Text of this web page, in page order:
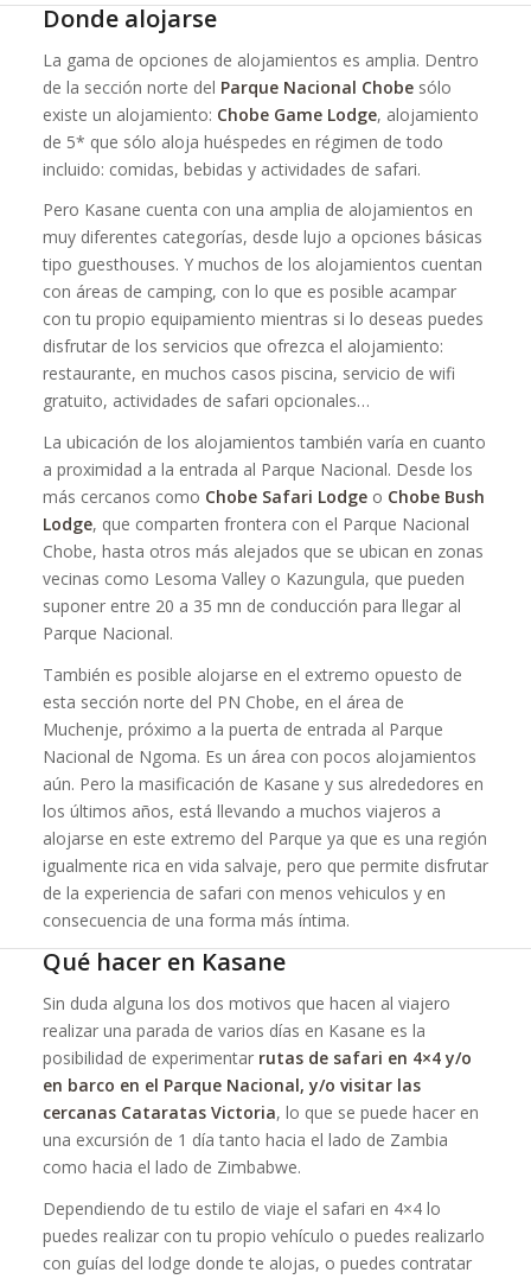
Donde alojarse
La gama de opciones de alojamientos es amplia. Dentro
de la sección norte del Parque Nacional Chobesólo
existe un alojamiento: Chobe Game Lodge, alojamiento
de 5* que sólo aloja huéspedes en régimen de todo
incluido: comidas, bebidas y actividades de safari.
Pero Kasane cuenta con una amplia de alojamientos en
muy diferentes categorías, desde lujo a opciones básicas
tipo guesthouses. Y muchos de los alojamientos cuentan
con áreas de camping, con lo que es posible acampar
con tu propio equipamiento mientras si lo deseas puedes
disfrutar de los servicios que ofrezca el alojamiento:
restaurante, en muchos casos piscina, servicio de wifi
gratuito, actividades de safari opcionales…
La ubicación de los alojamientos también varía en cuanto
a proximidad a la entrada al Parque Nacional. Desde los
más cercanos como Chobe Safari Lodgeo Chobe Bush
Lodge, que comparten frontera con el Parque Nacional
Chobe, hasta otros más alejados que se ubican en zonas
vecinas como Lesoma Valley o Kazungula, que pueden
suponer entre 20 a 35 mn de conducción para llegar al
Parque Nacional.
También es posible alojarse en el extremo opuesto de
esta sección norte del PN Chobe, en el área de
Muchenje, próximo a la puerta de entrada al Parque
Nacional de Ngoma. Es un área con pocos alojamientos
aún. Pero la masificación de Kasane y sus alrededores en
los últimos años, está llevando a muchos viajeros a
alojarse en este extremo del Parque ya que es una región
igualmente rica en vida salvaje, pero que permite disfrutar
de la experiencia de safari con menos vehiculos y en
consecuencia de una forma más íntima.
Qué hacer en Kasane
Sin duda alguna los dos motivos que hacen al viajero
realizar una parada de varios días en Kasane es la
posibilidad de experimentar rutas de safari en 4×4 y/o
en barco en el Parque Nacional, y/o visitar las
cercanas Cataratas Victoria, lo que se puede hacer en
una excursión de 1 día tanto hacia el lado de Zambia
como hacia el lado de Zimbabwe.
Dependiendo de tu estilo de viaje el safari en 4×4 lo
puedes realizar con tu propio vehículo o puedes realizarlo
con guías del lodge donde te alojas, o puedes contratar